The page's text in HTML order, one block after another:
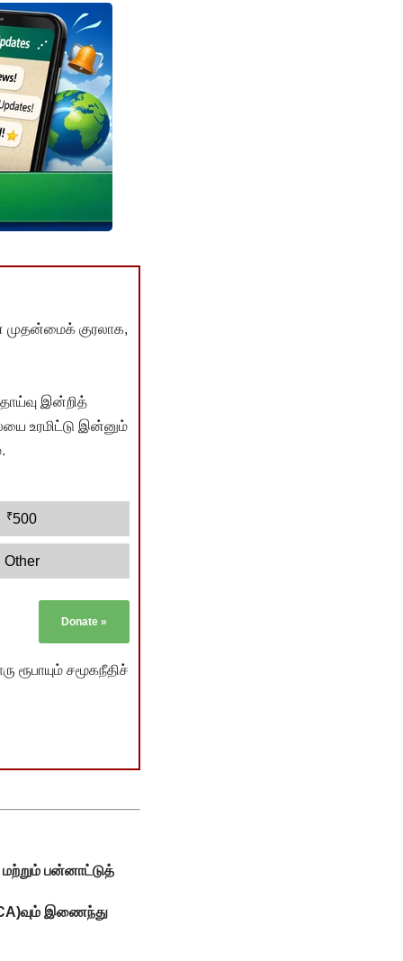
முதன்மைக் குரலாக,
இன்றித்
உரமிட்டு இன்னும்
₹500
Other
Donate »
சமூகநீதிச்
மற்றும் பன்னாட்டுத்
இணைந்து